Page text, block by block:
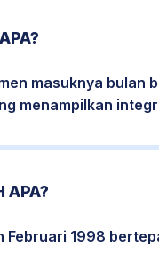
masuknya bulan
menampilkan
APA?
Februari 1998